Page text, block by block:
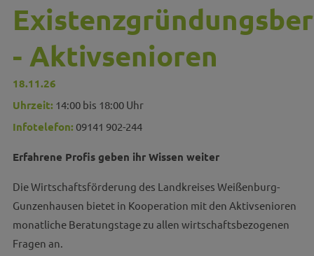
- Aktivsenioren
18.11.26
Uhrzeit: 14:00 bis 18:00 Uhr
Infotelefon: 09141 902-244
Erfahrene Profis geben ihr Wissen weiter
Die Wirtschaftsförderung des Landkreises Weißenburg-
Gunzenhausen bietet in Kooperation mit den Aktivsenioren
monatliche Beratungstage zu allen wirtschaftsbezogenen
Fragen an.